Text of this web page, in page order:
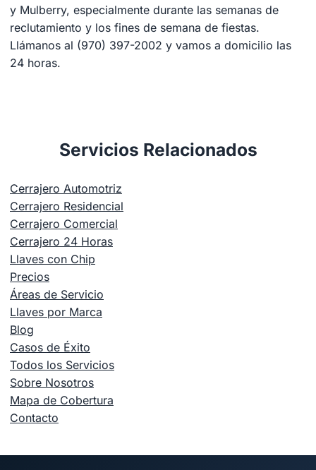
y Mulberry, especialmente durante las semanas de
reclutamiento y los fines de semana de fiestas.
Llámanos al (970) 397-2002 y vamos a domicilio las
24 horas.
Servicios Relacionados
Cerrajero Automotriz
Cerrajero Residencial
Cerrajero Comercial
Cerrajero 24 Horas
Llaves con Chip
Precios
Áreas de Servicio
Llaves por Marca
Blog
Casos de Éxito
Todos los Servicios
Sobre Nosotros
Mapa de Cobertura
Contacto